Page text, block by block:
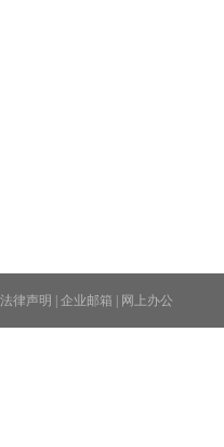
法律声明 企业邮箱 网上办公